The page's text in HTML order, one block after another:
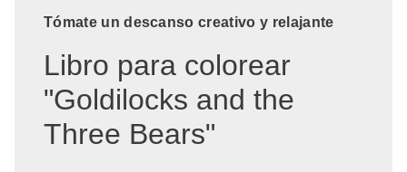
Tómate un descanso creativo y relajante
Libro para colorear
"Goldilocks and the
Three Bears"